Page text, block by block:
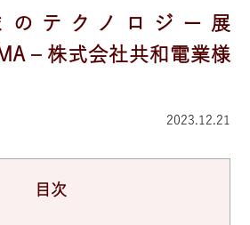
のテクノロジー展
– 株式会社共和電業様
2023.12.21
目次